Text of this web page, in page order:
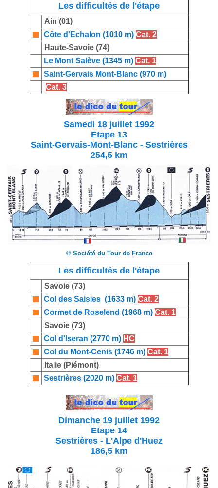
Les difficultés de l'étape
Ain (01)
Côte d'Echalon (1010 m) Cat. 2
Haute-Savoie (74)
Le Mont Salève(1345 m) Cat. 1
Saint-Gervais Mont-Blanc (970 m)
Cat. 3
Samedi 18 juillet 1992
Etape 13
Saint-Gervais-Mont-Blanc - Sestrières
254,5 km
© Société du Tour de France
Les difficultés de l'étape
Savoie (73)
Col des Saisies(1633 m) Cat. 2
Cormet de Roselend (1968 m) Cat. 1
Savoie (73)
Col d'Iseran (2770 m) HC
Col du Mont-Cenis(1746 m) Cat. 1
Italie (Piémont)
Sestrières(2020 m) Cat. 1
Dimanche 19 juillet 1992
Etape 14
Sestrières - L'Alpe d'Huez
186,5 km